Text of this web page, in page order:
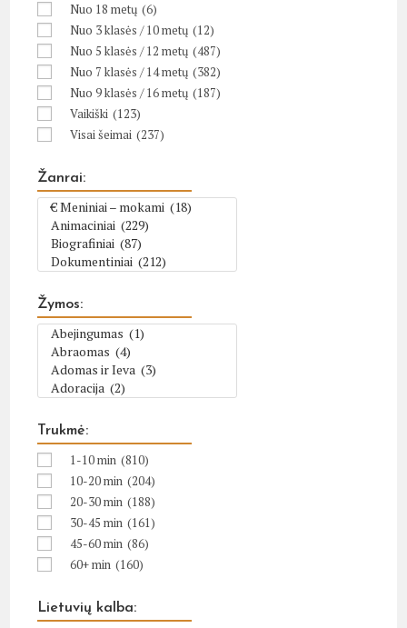
Nuo 18 metų (6)
Nuo 3 klasės / 10 metų (12)
Nuo 5 klasės / 12 metų (487)
Nuo 7 klasės / 14 metų (382)
Nuo 9 klasės / 16 metų (187)
Vaikiški (123)
Visai šeimai (237)
Žanrai:
Žymos:
Trukmė:
1-10 min (810)
10-20 min (204)
20-30 min (188)
30-45 min (161)
45-60 min (86)
60+ min (160)
Lietuvių kalba: